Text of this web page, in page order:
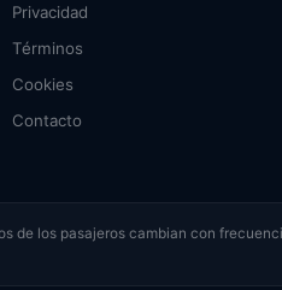
Privacidad
Términos
Cookies
Contacto
los pasajeros cambian con